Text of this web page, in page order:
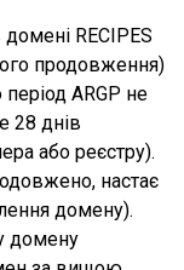
домені RECIPES
продовження)
ARGP не
28 днів
або реєстру).
настає
домену).
домену